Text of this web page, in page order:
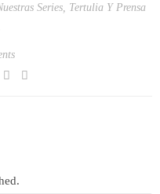
Series
Tertulia Y Prensa